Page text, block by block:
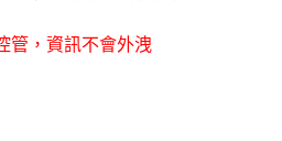
管，資訊不會外洩